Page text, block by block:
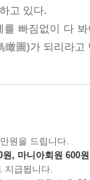
예술
의 기법
지식인의 추억
고 있다.
빠짐없이 다
瞰圖)가 되리라고
원을 드립니다.
원, 마니아회원 600원
지급됩니다.